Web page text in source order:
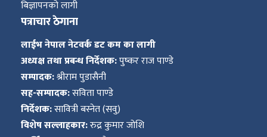
बिज्ञापनको लागी
पत्राचार ठेगाना
लाईभ नेपाल नेटवर्क डट कम का लागी
अध्यक्ष तथा प्रबन्ध निर्देशक:पुष्कर राज पाण्डे
सम्पादक:श्रीराम पुडासैनी
सह-सम्पादक:सविता पाण्डे
निर्देशक:सावित्री बस्नेत (सवु)
विशेष सल्लाहकार:रुद्र कुमार जोशि